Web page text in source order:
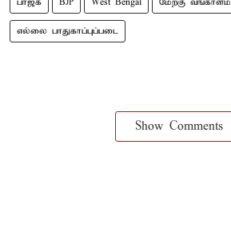
எல்லை பாதுகாப்புப்படை
Show Comments